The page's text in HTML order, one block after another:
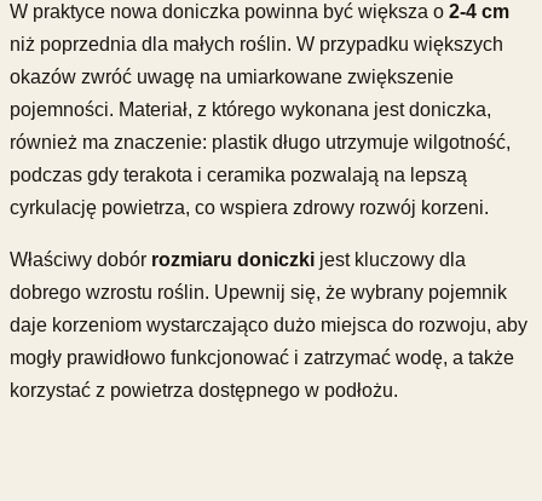
W praktyce nowa doniczka powinna być większa o 2-4 cm
niż poprzednia dla małych roślin. W przypadku większych
okazów zwróć uwagę na umiarkowane zwiększenie
pojemności. Materiał, z którego wykonana jest doniczka,
również ma znaczenie: plastik długo utrzymuje wilgotność,
podczas gdy terakota i ceramika pozwalają na lepszą
cyrkulację powietrza, co wspiera zdrowy rozwój korzeni.
Właściwy dobór rozmiaru doniczki jest kluczowy dla
dobrego wzrostu roślin. Upewnij się, że wybrany pojemnik
daje korzeniom wystarczająco dużo miejsca do rozwoju, aby
mogły prawidłowo funkcjonować i zatrzymać wodę, a także
korzystać z powietrza dostępnego w podłożu.